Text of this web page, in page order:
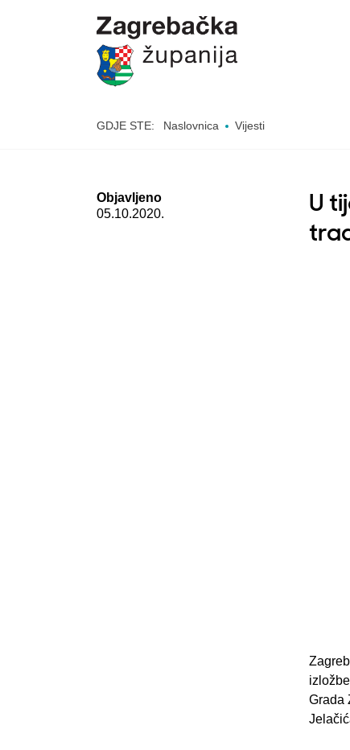
GDJE STE: Naslovnica Vijesti
Objavljeno
05.10.2020.
U
Grada